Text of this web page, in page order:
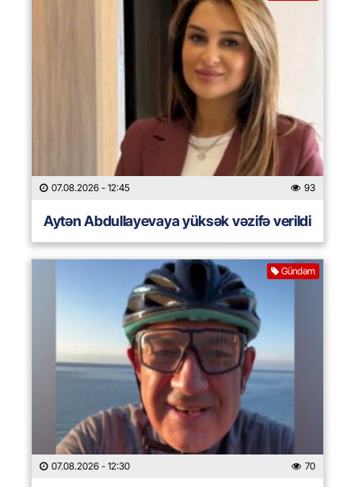
07.08.2026 - 12:45 93
Aytən Abdullayevaya yüksək vəzifə verildi
Gündəm
07.08.2026 - 12:30 70